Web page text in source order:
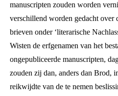
manuscripten zouden worden
verschillend worden gedacht over
brieven onder ‘literarische
Wisten de erfgenamen van het
ongepubliceerde manuscripten,
zouden zij dan, anders dan Brod,
reikwijdte van de te nemen